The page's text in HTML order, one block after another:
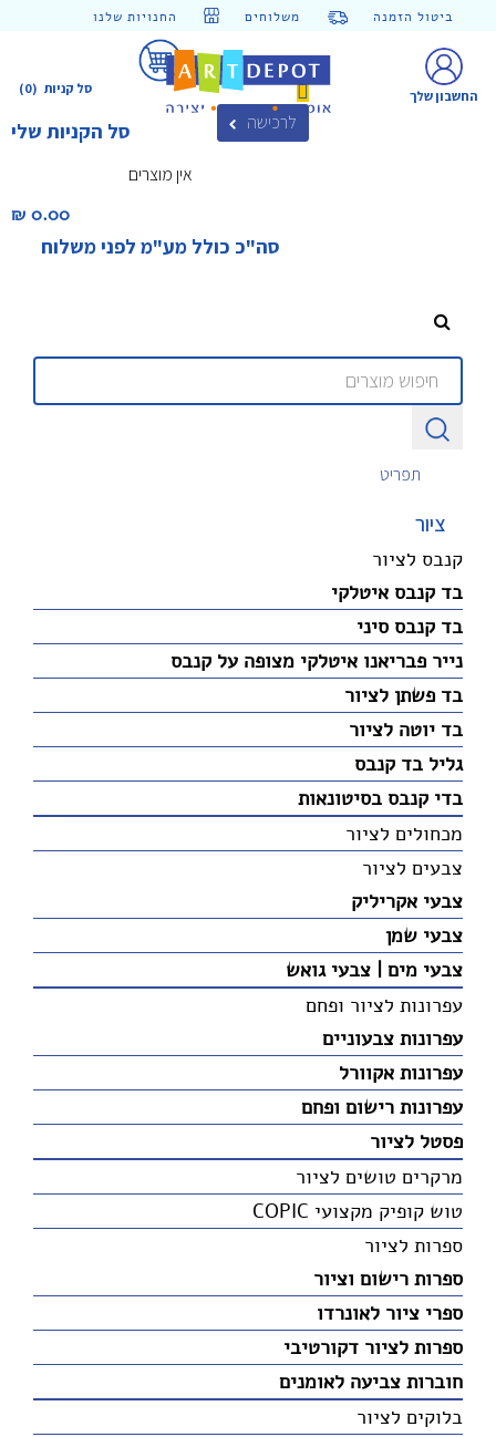
ביטול הזמנה משלוחים החנויות שלנו
(0) סל קניות
סל הקניות שלי לרכישה
אין מוצרים
0.00 ₪‎
סה"כ כולל מע"מ לפני משלוח
החשבון שלך
תפריט
ציור
קנבס לציור
בד קנבס איטלקי
בד קנבס סיני
נייר פבריאנו איטלקי מצופה על קנבס
בד פשתן לציור
בד יוטה לציור
גליל בד קנבס
בדי קנבס בסיטונאות
מכחולים לציור
צבעים לציור
צבעי אקריליק
צבעי שמן
צבעי מים | צבעי גואש
עפרונות לציור ופחם
עפרונות צבעוניים
עפרונות אקוורל
עפרונות רישום ופחם
פסטל לציור
מרקרים טושים לציור
טוש קופיק מקצועי COPIC
ספרות לציור
ספרות רישום וציור
ספרי ציור לאונרדו
ספרות לציור דקורטיבי
חוברות צביעה לאומנים
בלוקים לציור